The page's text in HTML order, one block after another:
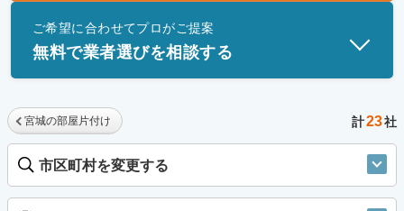
士」資格を持つ事業者のみ掲載しています。
ご希望に合わせてプロがご提案
無料で業者選びを相談する
宮城の部屋片付け 計23社
市区町村を変更する